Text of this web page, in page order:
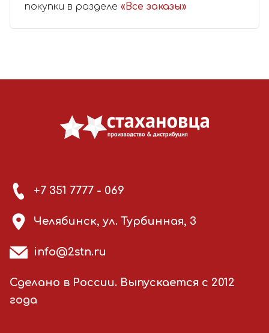
покупки в разделе «Все заказы»
+7 351 7777 - 069
Челябинск, ул. Турбинная, 3
info@2stn.ru
Сделано в России. Выпускается с 2012
года